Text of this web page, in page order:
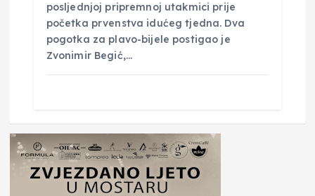
posljednjoj pripremnoj utakmici prije
početka prvenstva idućeg tjedna. Dva
pogotka za plavo-bijele postigao je
Zvonimir Begić,…